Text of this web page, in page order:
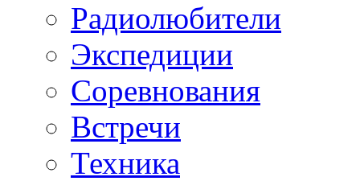
Радиолюбители
Экспедиции
Соревнования
Встречи
Техника